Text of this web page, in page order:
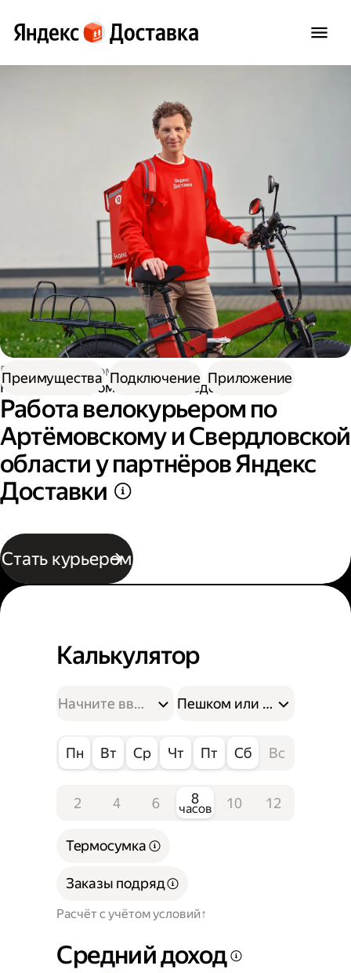
Работа курьером
Работа курьером на велосипеде
Работа велокурьером по
Артёмовскому и Свердловской
области у партнёров Яндекс
Доставки
Стать курьером
Преимущества Подключение Приложение
Калькулятор
Пешком или на
Пн Вт Ср Чт Пт Сб Вс
2 4 6 8
часов 10 12
Расчёт с учётом условий
Термосумка
Заказы подряд
Средний доход